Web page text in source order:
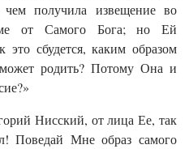
чем получила извещение во
от Самого Бога; но Ей
это сбудется, каким образом
родить? Потому Она и
Нисский, от лица Ее, так
Поведай Мне образ самого